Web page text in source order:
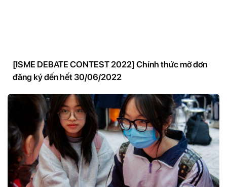
[ISME DEBATE CONTEST 2022] Chính thức mở đơn
đăng ký đến hết 30/06/2022